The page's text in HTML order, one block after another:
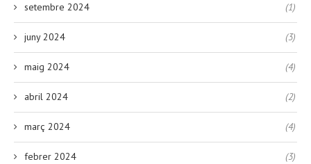
setembre 2024 (1)
juny 2024 (3)
maig 2024 (4)
abril 2024 (2)
març 2024 (4)
febrer 2024 (3)